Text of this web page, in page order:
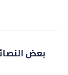
بعض